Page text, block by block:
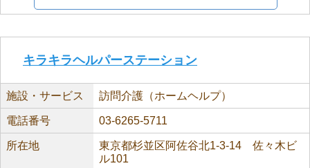
キラキラヘルパーステーション
施設・サービス 訪問介護（ホームヘルプ）
電話番号 03-6265-5711
所在地
東京都杉並区阿佐谷北1-3-14 佐々木ビ
ル101